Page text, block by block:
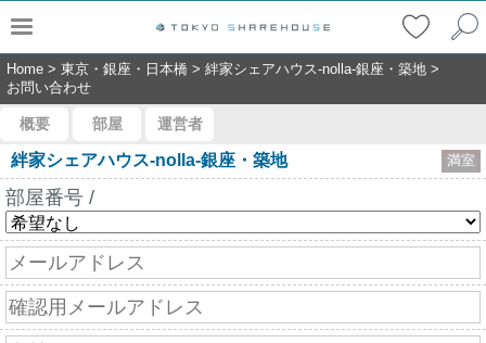
Home > 東京・銀座・日本橋 > 絆家シェアハウス-nolla-銀座・築地 >
お問い合わせ
概要 部屋 運営者
絆家シェアハウス-nolla-銀座・築地 満室
部屋番号 /